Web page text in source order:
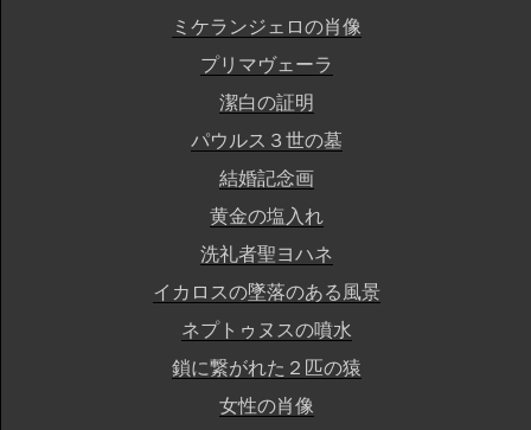
ミケランジェロの肖像
プリマヴェーラ
潔白の証明
パウルス３世の墓
結婚記念画
黄金の塩入れ
洗礼者聖ヨハネ
イカロスの墜落のある風景
ネプトゥヌスの噴水
鎖に繋がれた２匹の猿
女性の肖像